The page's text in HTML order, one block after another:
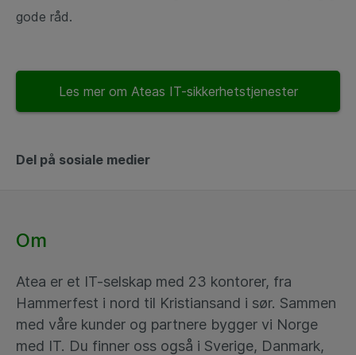
gode råd.
Les mer om Ateas IT-sikkerhetstjenester
Del på sosiale medier
Om
Atea er et IT-selskap med 23 kontorer, fra
Hammerfest i nord til Kristiansand i sør. Sammen
med våre kunder og partnere bygger vi Norge
med IT. Du finner oss også i Sverige, Danmark,